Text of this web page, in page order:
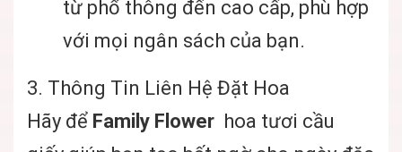
từ phổ thông đến cao cấp, phù hợp
với mọi ngân sách của bạn.
3. Thông Tin Liên Hệ Đặt Hoa
Hãy để Family Flower hoa tươi cầu